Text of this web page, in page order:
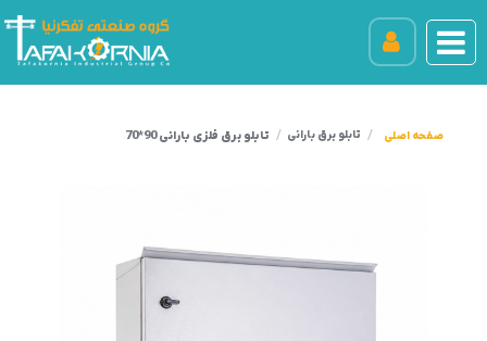
تابلو برق بارانی تابلو برق فلزی بارانی 90*70